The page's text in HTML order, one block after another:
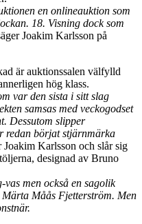
en onlineauktion som
18. Visning dock som
Joakim Karlsson på
är auktionssalen välfylld
hög klass.
var den sista i sitt slag
samsas med veckogodset
Dessutom slipper
redan börjat stjärnmärka
Joakim Karlsson och slår sig
designad av Bruno
men också en sagolik
Måås Fjetterström. Men